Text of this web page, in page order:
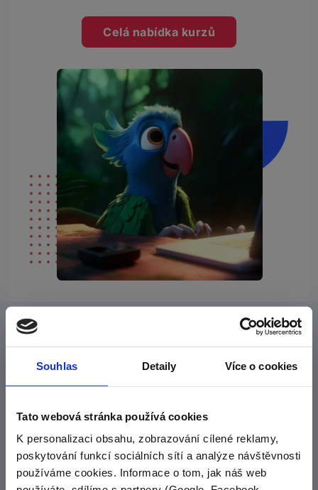
Souhlas Detaily Více o cookies
Tato webová stránka používá cookies
K personalizaci obsahu, zobrazování cílené reklamy,
poskytování funkcí sociálních sítí a analýze návštěvnosti
používáme cookies. Informace o tom, jak náš web
Celá nabídka kurzů
Cílem našich online kurzů je tě zabavit
a posunout vpřed
Naším hlavním cílem je vám poskytnout materiály, které
vás pobaví, něco vás naučí a do kterých se nebudete
muset nutit. Takové materiály, které si rádi otevřete
a dáte jim večer přednost před Instagramem nebo